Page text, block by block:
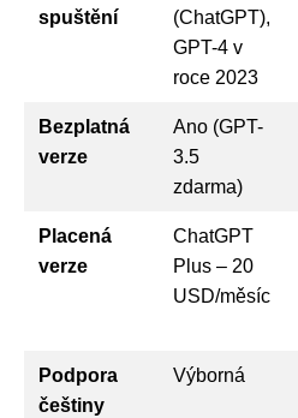
spuštění
(ChatGPT),
GPT-4 v
roce 2023
Bezplatná
verze
Ano (GPT-
3.5
zdarma)
Placená
verze
ChatGPT
Plus – 20
USD/měsíc
Podpora
češtiny
Výborná